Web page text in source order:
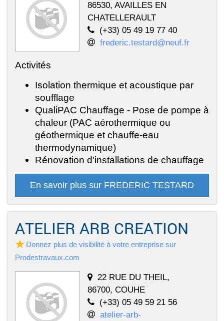
86530, AVAILLES EN
CHATELLERAULT
(+33) 05 49 19 77 40
frederic.testard@neuf.fr
Activités
Isolation thermique et acoustique par
soufflage
QualiPAC Chauffage - Pose de pompe à
chaleur (PAC aérothermique ou
géothermique et chauffe-eau
thermodynamique)
Rénovation d'installations de chauffage
En savoir plus sur FREDERIC TESTARD
ATELIER ARB CREATION
Donnez plus de visibilité à votre entreprise sur
Prodestravaux.com
22 RUE DU THEIL,
86700, COUHE
(+33) 05 49 59 21 56
atelier-arb-